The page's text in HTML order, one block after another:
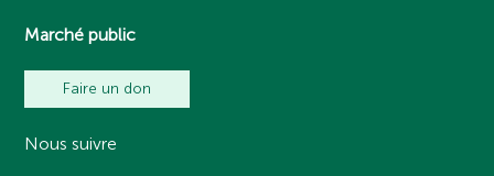
Marché public
Faire un don
Nous suivre